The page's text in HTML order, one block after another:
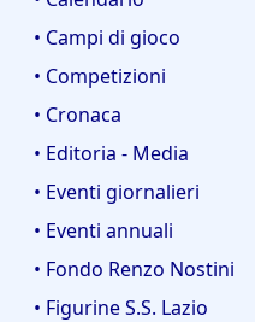
• Campi di gioco
• Competizioni
• Cronaca
• Editoria - Media
• Eventi giornalieri
• Eventi annuali
• Fondo Renzo Nostini
• Figurine S.S. Lazio